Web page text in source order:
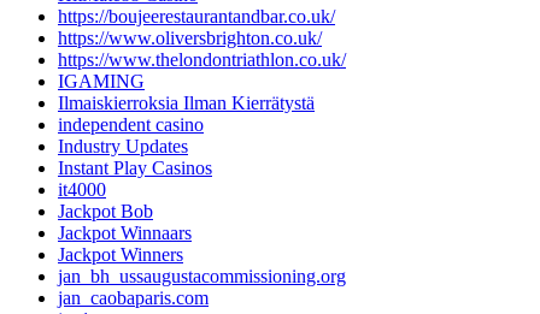
https://boujeerestaurantandbar.co.uk/
https://www.oliversbrighton.co.uk/
https://www.thelondontriathlon.co.uk/
IGAMING
Ilmaiskierroksia Ilman Kierrätystä
independent casino
Industry Updates
Instant Play Casinos
it4000
Jackpot Bob
Jackpot Winnaars
Jackpot Winners
jan_bh_ussaugustacommissioning.org
jan_caobaparis.com